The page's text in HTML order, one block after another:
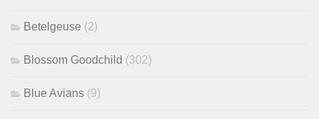
Betelgeuse (2)
Blossom Goodchild (302)
Blue Avians (9)